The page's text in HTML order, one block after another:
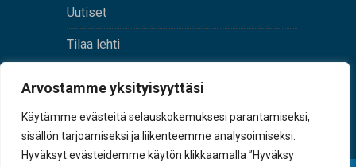
Arvostamme yksityisyyttäsi
Käytämme evästeitä selauskokemuksesi parantamiseksi,
sisällön tarjoamiseksi ja liikenteemme analysoimiseksi.
Hyväksyt evästeidemme käytön klikkaamalla ”Hyväksy
Uutiset
Tilaa lehti